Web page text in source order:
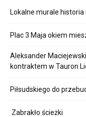
Lokalne murale historia
Plac 3 Maja okiem
Aleksander
kontraktem w Tauron
Piłsudskiego do
Zabrakło ścieżki